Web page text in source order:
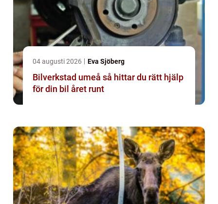
04 augusti 2026 Eva Sjöberg
Bilverkstad umeå så hittar du rätt hjälp
för din bil året runt